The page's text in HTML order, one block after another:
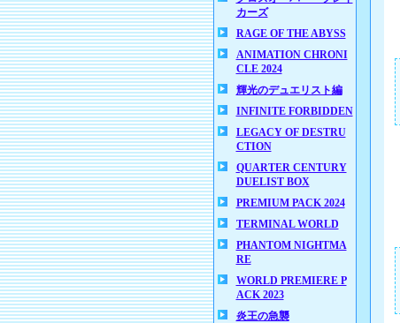
カーズ
RAGE OF THE ABYSS
ANIMATION CHRONI
CLE 2024
輝光のデュエリスト編
INFINITE FORBIDDEN
LEGACY OF DESTRU
CTION
QUARTER CENTURY
DUELIST BOX
PREMIUM PACK 2024
TERMINAL WORLD
PHANTOM NIGHTMA
RE
WORLD PREMIERE P
ACK 2023
炎王の急襲